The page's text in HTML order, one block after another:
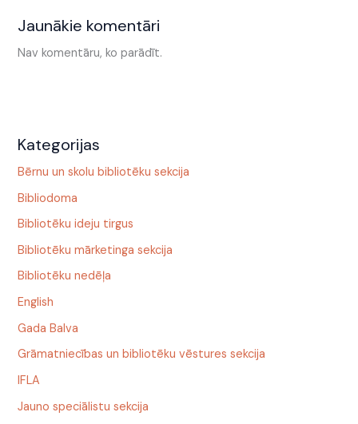
Jaunākie komentāri
Nav komentāru, ko parādīt.
Kategorijas
Bērnu un skolu bibliotēku sekcija
Bibliodoma
Bibliotēku ideju tirgus
Bibliotēku mārketinga sekcija
Bibliotēku nedēļa
English
Gada Balva
Grāmatniecības un bibliotēku vēstures sekcija
IFLA
Jauno speciālistu sekcija